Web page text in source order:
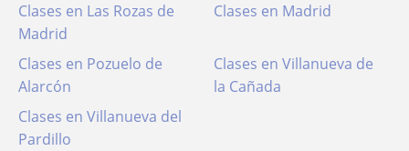
Clases en Las Rozas de
Madrid
Clases en Madrid
Clases en Pozuelo de
Alarcón
Clases en Villanueva de
la Cañada
Clases en Villanueva del
Pardillo